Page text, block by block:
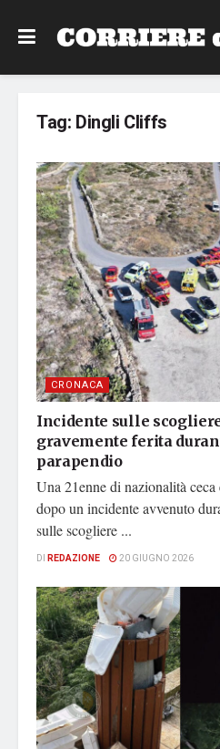
Tag: Dingli Cliffs
CRONACA
Incidente sulle
gravemente ferita
parapendio
Una 21enne di nazionalità ceca
dopo un incidente avvenuto
sulle scogliere ...
DI REDAZIONE 20 GIUGNO 2026